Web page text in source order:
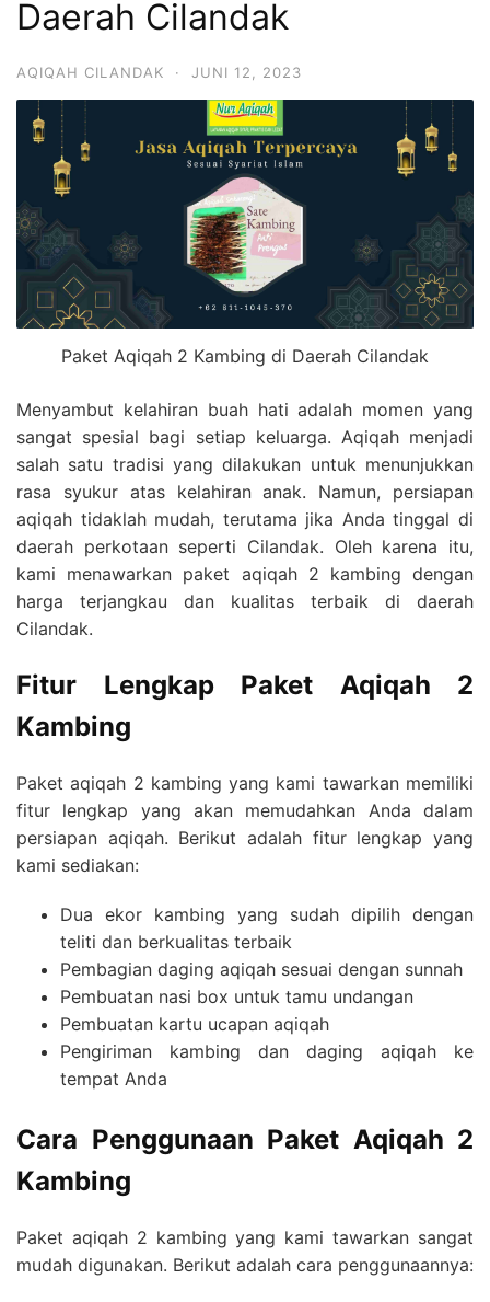
6713
Daerah Cilandak
AQIQAH CILANDAK · JUNI 12, 2023
Paket Aqiqah 2 Kambing di Daerah Cilandak
Menyambut kelahiran buah hati adalah momen yang
sangat spesial bagi setiap keluarga. Aqiqah menjadi
salah satu tradisi yang dilakukan untuk menunjukkan
rasa syukur atas kelahiran anak. Namun, persiapan
aqiqah tidaklah mudah, terutama jika Anda tinggal di
daerah perkotaan seperti Cilandak. Oleh karena itu,
kami menawarkan paket aqiqah 2 kambing dengan
harga terjangkau dan kualitas terbaik di daerah
Cilandak.
Fitur Lengkap Paket Aqiqah 2
Kambing
Paket aqiqah 2 kambing yang kami tawarkan memiliki
fitur lengkap yang akan memudahkan Anda dalam
persiapan aqiqah. Berikut adalah fitur lengkap yang
kami sediakan:
Dua ekor kambing yang sudah dipilih dengan
teliti dan berkualitas terbaik
Pembagian daging aqiqah sesuai dengan sunnah
Pembuatan nasi box untuk tamu undangan
Pembuatan kartu ucapan aqiqah
Pengiriman kambing dan daging aqiqah ke
tempat Anda
Cara Penggunaan Paket Aqiqah 2
Kambing
Paket aqiqah 2 kambing yang kami tawarkan sangat
mudah digunakan. Berikut adalah cara penggunaannya: